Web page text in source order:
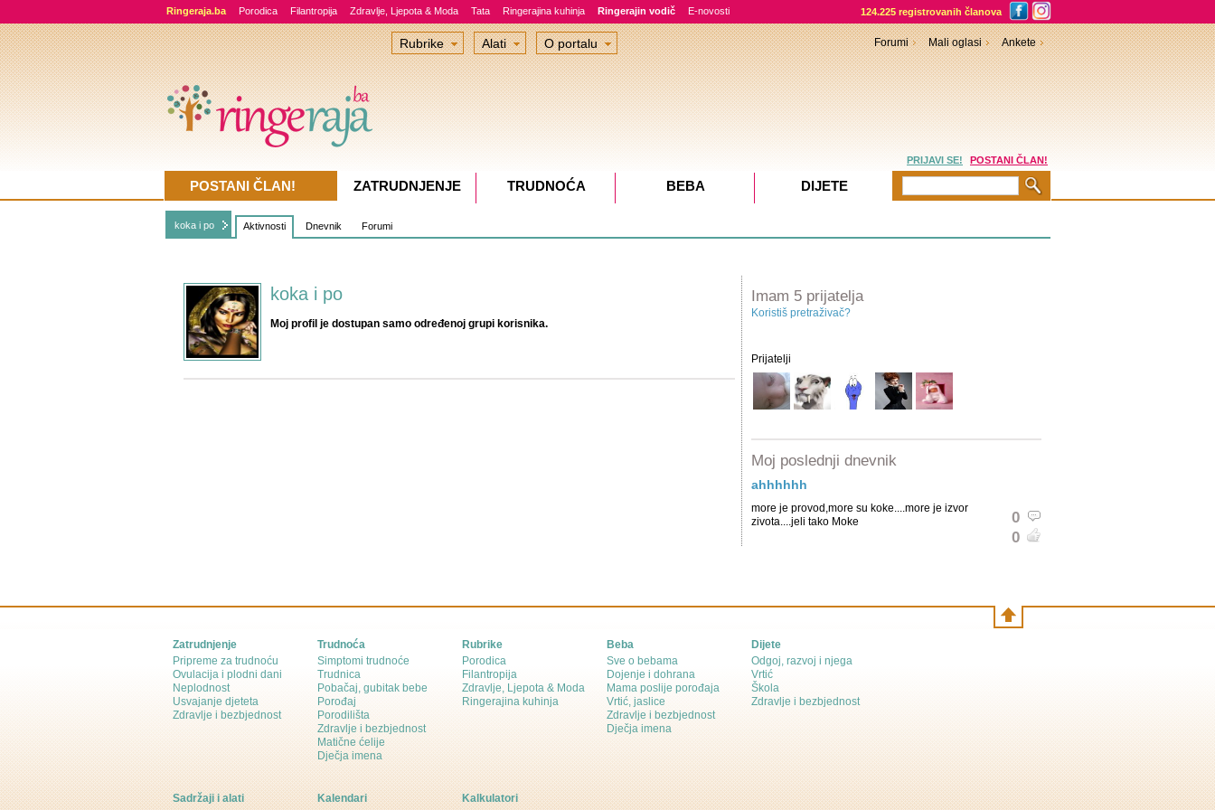
Ringeraja.ba Porodica Filantropija Zdravlje, Ljepota & Moda Tata Ringerajina kuhinja Ringerajin vodič E-novosti 124.225 registrovanih članova
koka i po Aktivnosti Dnevnik Forumi
koka i po
Moj profil je dostupan samo određenoj grupi korisnika.
Imam 5 prijatelja
Koristiš pretraživač?
Prijatelji
Moj poslednji dnevnik
ahhhhhh
more je provod,more su koke....more je izvor
zivota....jeli tako Moke
0
0
Rubrike Alati O portalu Forumi Mali oglasi Ankete
PRIJAVI SE! POSTANI ČLAN!
POSTANI ČLAN! ZATRUDNJENJE TRUDNOĆA BEBA DIJETE
Zatrudnjenje
Pripreme za trudnoću
Ovulacija i plodni dani
Neplodnost
Usvajanje djeteta
Zdravlje i bezbjednost
Trudnoća
Simptomi trudnoće
Trudnica
Pobačaj, gubitak bebe
Porođaj
Porodilišta
Zdravlje i bezbjednost
Matične ćelije
Dječja imena
Rubrike
Porodica
Filantropija
Zdravlje, Ljepota & Moda
Ringerajina kuhinja
Beba
Sve o bebama
Dojenje i dohrana
Mama poslije porođaja
Vrtić, jaslice
Zdravlje i bezbjednost
Dječja imena
Dijete
Odgoj, razvoj i njega
Vrtić
Škola
Zdravlje i bezbjednost
Sadržaji i alati
Kalendari
Kalkulatori